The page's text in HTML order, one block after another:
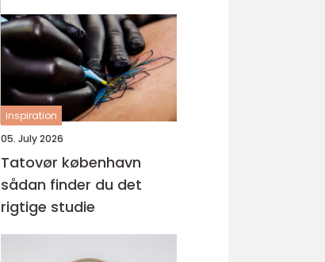
inspiration
05. July 2026
Tatovør københavn
sådan finder du det
rigtige studie